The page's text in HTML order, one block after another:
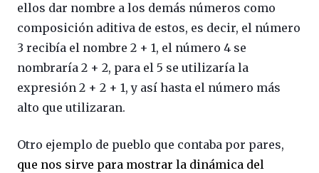
ellos dar nombre a los demás números como
composición aditiva de estos, es decir, el número
3 recibía el nombre 2 + 1, el número 4 se
nombraría 2 + 2, para el 5 se utilizaría la
expresión 2 + 2 + 1, y así hasta el número más
alto que utilizaran.
Otro ejemplo de pueblo que contaba por pares,
que nos sirve para mostrar la dinámica del